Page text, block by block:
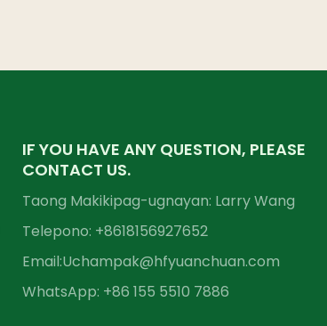
IF YOU HAVE ANY QUESTION, PLEASE
CONTACT US.
Taong Makikipag-ugnayan: Larry Wang
Telepono: +8618156927652
Email:Uchampak@hfyuanchuan.com
WhatsApp: +86 155 5510 7886